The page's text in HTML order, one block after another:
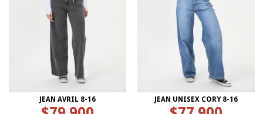
JEAN AVRIL 8-16 JEAN UNISEX CORY 8-16